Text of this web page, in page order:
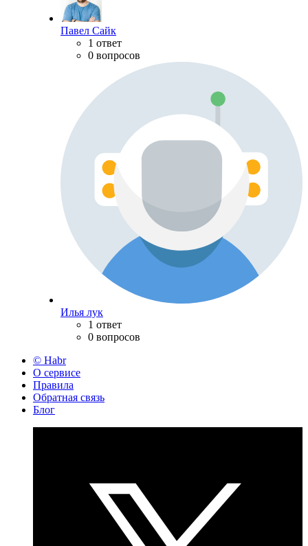
Павел Сайк
1 ответ
0 вопросов
Илья лук
1 ответ
0 вопросов
© Habr
О сервисе
Правила
Обратная связь
Блог